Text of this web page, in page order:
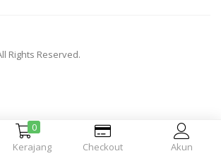
0
Kerajang
Checkout Akun
Rights Reserved.